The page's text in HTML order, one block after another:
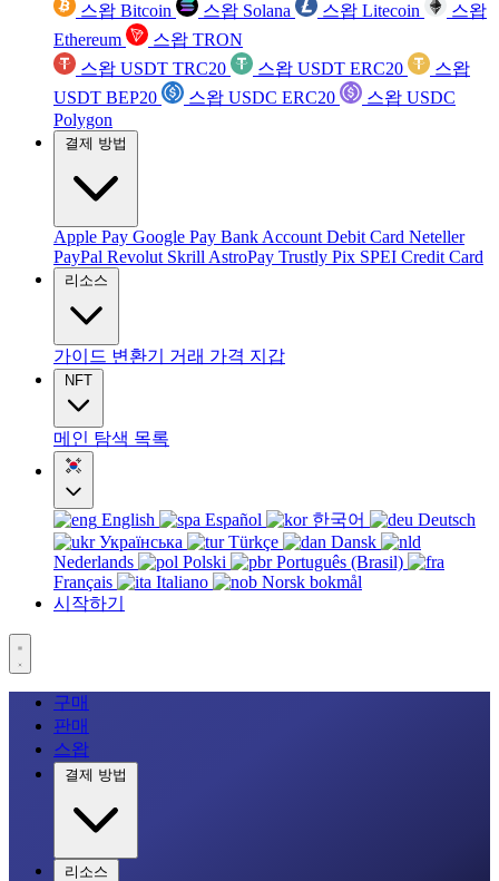
스왑 Bitcoin 스왑 Solana 스왑 Litecoin
스왑
Ethereum
스왑 TRON
스왑 USDT TRC20
스왑 USDT ERC20
스왑
USDT BEP20
스왑 USDC ERC20
스왑 USDC
Polygon
결제 방법
Apple Pay Google Pay Bank Account Debit Card Neteller
PayPal Revolut Skrill AstroPay Trustly Pix SPEI Credit Card
리소스
가이드 변환기 거래 가격 지갑
NFT
메인 탐색 목록
English Español 한국어
Deutsch
Українська
Türkçe
Dansk
Nederlands
Polski
Português (Brasil)
Français
Italiano
Norsk bokmål
시작하기
구매
판매
스왑
결제 방법
리소스